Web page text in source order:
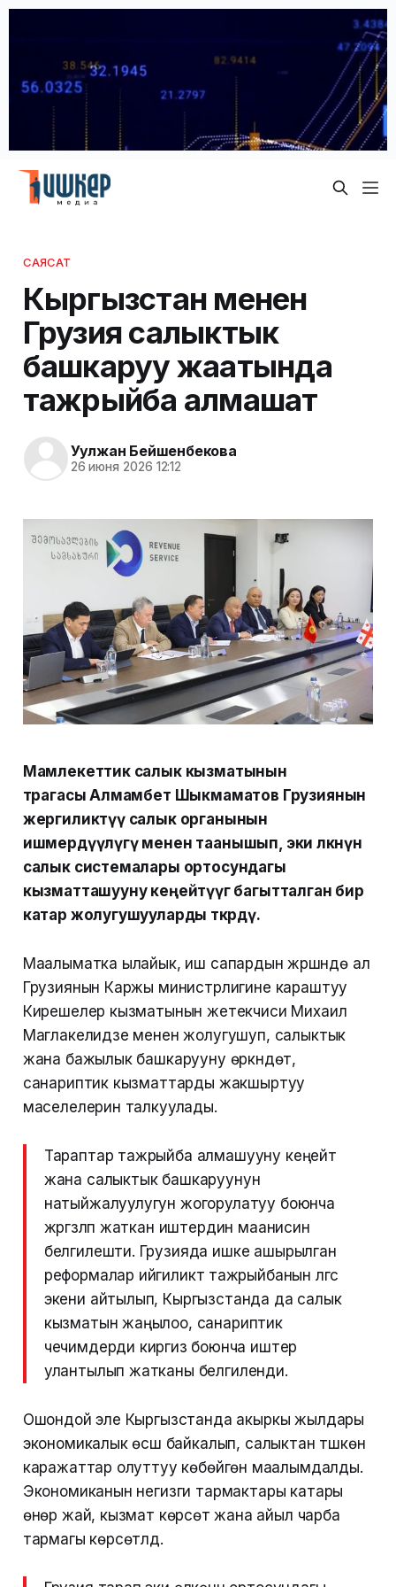
САЯСАТ
Кыргызстан менен
Грузия салыктык
башкаруу жаатында
тажрыйба алмашат
Уулжан Бейшенбекова
26 июня 2026 12:12
Мамлекеттик салык кызматынын
төрагасы Алмамбет Шыкмаматов Грузиянын
жергиликтүү салык органынын
ишмердүүлүгү менен таанышып, эки өлкөнүн
салык системалары ортосундагы
кызматташууну кеңейтүүгө багытталган бир
катар жолугушууларды өткөрдү.
Маалыматка ылайык, иш сапардын жүрүшүндө ал
Грузиянын Каржы министрлигине караштуу
Кирешелер кызматынын жетекчиси Михаил
Маглакелидзе менен жолугушуп, салыктык
жана бажылык башкарууну өркүндөтүү,
санариптик кызматтарды жакшыртуу
маселелерин талкуулады.
Тараптар тажрыйба алмашууну кеңейтүү
жана салыктык башкаруунун
натыйжалуулугун жогорулатуу боюнча
жүргүзүлүп жаткан иштердин маанисин
белгилешти. Грузияда ишке ашырылган
реформалар ийгиликтүү тажрыйбанын үлгүсү
экени айтылып, Кыргызстанда да салык
кызматын жаңылоо, санариптик
чечимдерди киргизүү боюнча иштер
улантылып жатканы белгиленди.
Ошондой эле Кыргызстанда акыркы жылдары
экономикалык өсүш байкалып, салыктан түшкөн
каражаттар олуттуу көбөйгөнү маалымдалды.
Экономиканын негизги тармактары катары
өнөр жай, кызмат көрсөтүү жана айыл чарба
тармагы көрсөтүлдү.